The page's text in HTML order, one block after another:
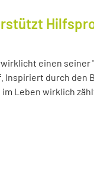
einen seiner
Inspiriert durch den
im Leben wirklich